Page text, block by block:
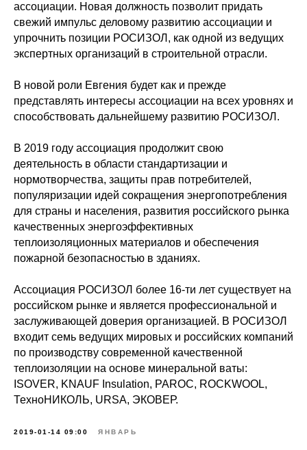
ассоциации. Новая должность позволит придать
свежий импульс деловому развитию ассоциации и
упрочнить позиции РОСИЗОЛ, как одной из ведущих
экспертных организаций в строительной отрасли.
В новой роли Евгения будет как и прежде
представлять интересы ассоциации на всех уровнях и
способствовать дальнейшему развитию РОСИЗОЛ.
В 2019 году ассоциация продолжит свою
деятельность в области стандартизации и
нормотворчества, защиты прав потребителей,
популяризации идей сокращения энергопотребления
для страны и населения, развития российского рынка
качественных энергоэффективных
теплоизоляционных материалов и обеспечения
пожарной безопасностью в зданиях.
Ассоциация РОСИЗОЛ более 16-ти лет существует на
российском рынке и является профессиональной и
заслуживающей доверия организацией. В РОСИЗОЛ
входит семь ведущих мировых и российских компаний
по производству современной качественной
теплоизоляции на основе минеральной ваты:
ISOVER, KNAUF Insulation, PAROC, ROCKWOOL,
ТехноНИКОЛЬ, URSA, ЭКОВЕР.
2019-01-14 09:00 ЯНВАРЬ